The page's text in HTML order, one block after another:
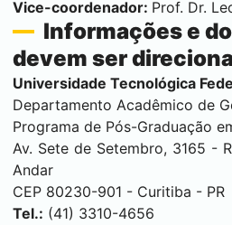
Vice-coordenador: Prof. Dr.
Informações e
devem ser
Universidade Tecnológica
Departamento Acadêmico de
Programa de Pós-Graduação
Av. Sete de Setembro, 3165 -
Andar
CEP 80230-901 - Curitiba - PR
Tel.: (41) 3310-4656